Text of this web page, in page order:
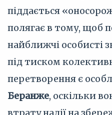
піддається
полягає в тому, щоб
найближчі особисті
під тиском
перетворення є
Беранже, оскільки